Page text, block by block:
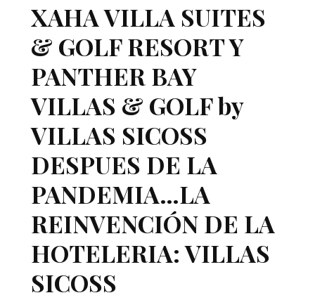
XAHA VILLA SUITES
& GOLF RESORT Y
PANTHER BAY
VILLAS & GOLF by
VILLAS SICOSS
DESPUES DE LA
PANDEMIA…LA
REINVENCIÓN DE LA
HOTELERIA: VILLAS
SICOSS